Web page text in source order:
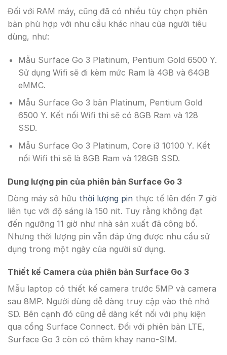
Đối với RAM máy, cũng đã có nhiều tùy chọn phiên
bản phù hợp với nhu cầu khác nhau của người tiêu
dùng, như:
Mẫu Surface Go 3 Platinum, Pentium Gold 6500 Y.
Sử dụng Wifi sẽ đi kèm mức Ram là 4GB và 64GB
eMMC.
Mẫu Surface Go 3 bản Platinum, Pentium Gold
6500 Y. Kết nối Wifi thì sẽ có 8GB Ram và 128
SSD.
Mẫu Surface Go 3 Platinum, Core i3 10100 Y. Kết
nối Wifi thì sẽ là 8GB Ram và 128GB SSD.
Dung lượng pin của phiên bản Surface Go 3
Dòng máy sở hữu thời lượng pin thực tế lên đến 7 giờ
liên tục với độ sáng là 150 nit. Tuy rằng không đạt
đến ngưỡng 11 giờ như nhà sản xuất đã công bố.
Nhưng thời lượng pin vẫn đáp ứng được nhu cầu sử
dụng trong một ngày của người sử dụng.
Thiết kế Camera của phiên bản Surface Go 3
Mẫu laptop có thiết kế camera trước 5MP và camera
sau 8MP. Người dùng dễ dàng truy cập vào thẻ nhớ
SD. Bên cạnh đó cũng dễ dàng kết nối với phụ kiện
qua cổng Surface Connect. Đối với phiên bản LTE,
Surface Go 3 còn có thêm khay nano-SIM.